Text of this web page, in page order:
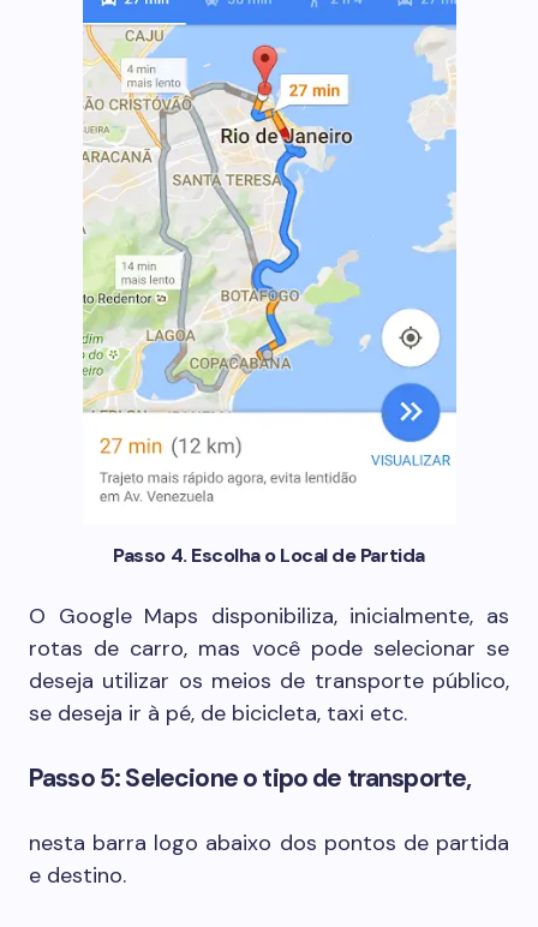
Passo 4. Escolha o Local de Partida
O Google Maps disponibiliza, inicialmente, as
rotas de carro, mas você pode selecionar se
deseja utilizar os meios de transporte público,
se deseja ir à pé, de bicicleta, taxi etc.
Passo 5: Selecione o tipo de transporte,
nesta barra logo abaixo dos pontos de partida
e destino.